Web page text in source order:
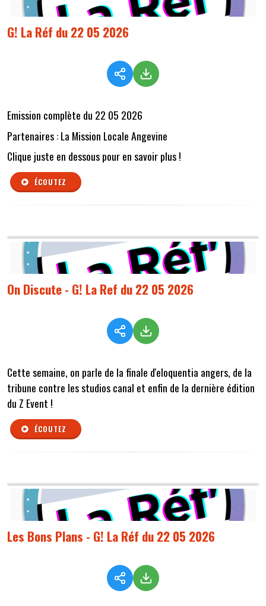
G! La Réf du 22 05 2026
Emission complète du 22 05 2026
Partenaires : La Mission Locale Angevine
Clique juste en dessous pour en savoir plus !
ÉCOUTEZ
On Discute - G! La Ref du 22 05 2026
Cette semaine, on parle de la finale d'eloquentia angers, de la
tribune contre les studios canal et enfin de la dernière édition
du Z Event !
ÉCOUTEZ
Les Bons Plans - G! La Réf du 22 05 2026